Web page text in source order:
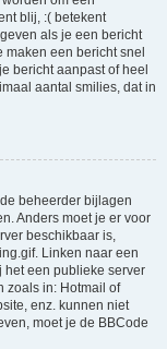
blij, :( betekent
als je een bericht
een bericht snel
bericht aanpast of heel
aantal smilies, dat in
beheerder bijlagen
Anders moet je er voor
beschikbaar is,
Linken naar een
een publieke server
zoals in: Hotmail of
enz. kunnen niet
moet je de BBCode